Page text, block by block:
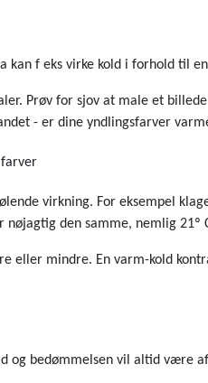
kan f eks virke kold i forhold til
Prøv for sjov at male et
- er dine yndlingsfarver
virkning. For eksempel
den samme, nemlig 21º
eller mindre. En varm-kold
og bedømmelsen vil altid være